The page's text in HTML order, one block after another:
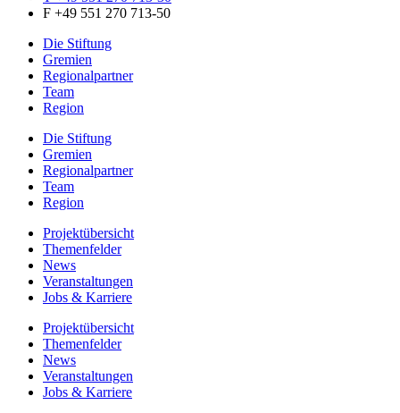
F +49 551 270 713-50
Die Stiftung
Gremien
Regionalpartner
Team
Region
Die Stiftung
Gremien
Regionalpartner
Team
Region
Projektübersicht
Themenfelder
News
Veranstaltungen
Jobs & Karriere
Projektübersicht
Themenfelder
News
Veranstaltungen
Jobs & Karriere